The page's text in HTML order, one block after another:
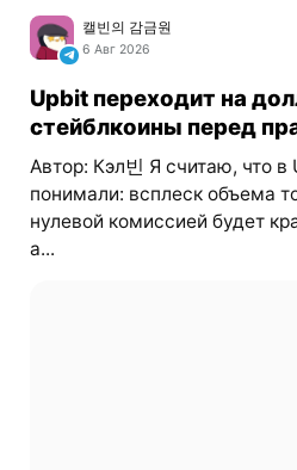
캘빈의 감금원
6 Авг 2026
Upbit переходит на
стейблкоины перед
Автор: Кэл빈 Я считаю, что в
понимали: всплеск объема
нулевой комиссией будет
а...